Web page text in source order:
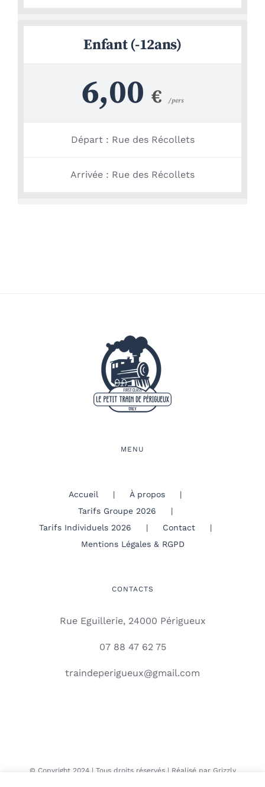
Enfant (-12ans)
6,00 € / pers
Départ : Rue des Récollets
Arrivée : Rue des Récollets
MENU
Accueil
À propos
Tarifs Groupe 2026
Tarifs Individuels 2026
Contact
Mentions Légales & RGPD
CONTACTS
Rue Eguillerie, 24000 Périgueux
07 88 47 62 75
traindeperigueux@gmail.com
© Copyright 2024 | Tous droits réservés | Réalisé par Grizzly